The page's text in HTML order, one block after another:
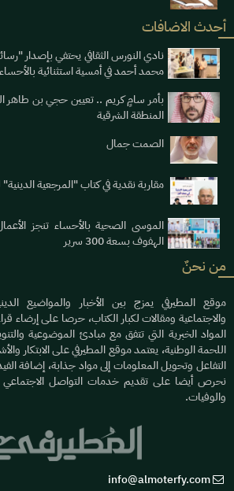
أحدث الاضافات
نادي النورس الثقافي يحتفي بإصدار
محمد أحمد في أمسية استثنائية بالأحساء
بأمر سامٍ كريم .. تعيين حجي بن
المنطقة الشرقية
الصمت جمال
مقاربة نقدية في كتاب "المرجعية
الموسى الصحية بالأحساء تنجز
الهفوف بسعة 300 سرير
من نحنٌ
موقع المطيرفي يمزج بين الأخبار والمواضيع
والاجتماعية ومقالات لكبار الكتاب، حرصا على إرضاء
المواد الخبرية التي تتفق مع مبادئ الموضوعية
اللحمة الوطنية، يعتمد موقع المطيرفي على الابتكار
التفاعل وتحويل المعلومات إلى مواد جذابة، إضافة
نحرص أيضا على تقديم خدمات التواصل الاجتماعي
والوفيات.
info@almoterfy.com